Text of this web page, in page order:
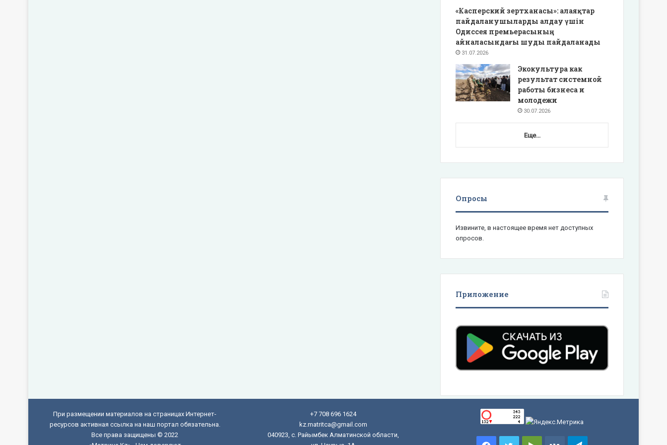
«Касперский зертханасы»: алаяқтар
пайдаланушыларды алдау үшін
Одиссея премьерасының
айналасындағы шуды пайдаланады
31.07.2026
Экокультура как
результат системной
работы бизнеса и
молодежи
30.07.2026
Еще...
Опросы
Извините, в настоящее время нет доступных
опросов.
Приложение
При размещении материалов на страницах Интернет-
ресурсов активная ссылка на наш портал обязательна.
Все права защищены © 2022
+7 708 696 1624
kz.matritca@gmail.com
040923, с. Райымбек Алматинской области,